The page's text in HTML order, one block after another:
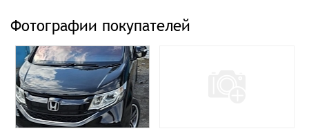
Фотографии покупателей